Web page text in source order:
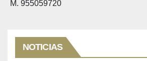
M. 955059720
NOTICIAS